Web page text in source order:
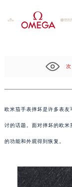
次
欧米茄手表摔坏是许多表
讨的话题。面对摔坏的欧
的功能和外观得到恢复。